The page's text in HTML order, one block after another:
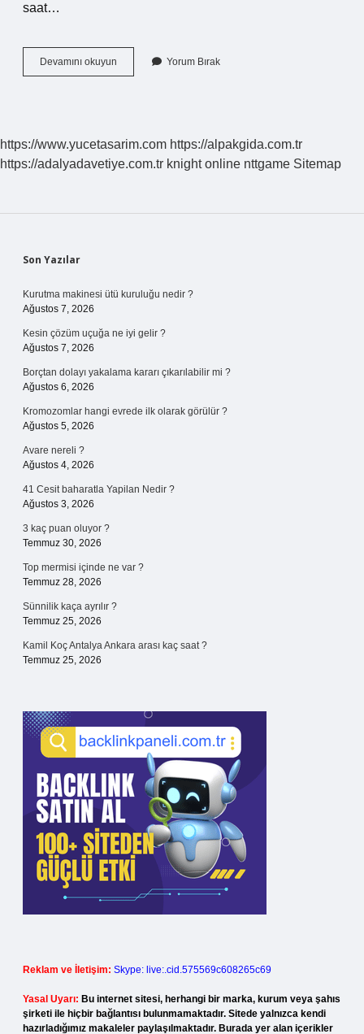
saat…
Devamını okuyun
Type
Yorum Bırak
https://www.yucetasarim.com https://alpakgida.com.tr
https://adalyadavetiye.com.tr knight online nttgame Sitemap
Sidebar
Son Yazılar
Kurutma makinesi ütü kuruluğu nedir ?
Ağustos 7, 2026
Kesin çözüm uçuğa ne iyi gelir ?
Ağustos 7, 2026
Borçtan dolayı yakalama kararı çıkarılabilir mi ?
Ağustos 6, 2026
Kromozomlar hangi evrede ilk olarak görülür ?
Ağustos 5, 2026
Avare nereli ?
Ağustos 4, 2026
41 Cesit baharatla Yapilan Nedir ?
Ağustos 3, 2026
3 kaç puan oluyor ?
Temmuz 30, 2026
Top mermisi içinde ne var ?
Temmuz 28, 2026
Sünnilik kaça ayrılır ?
Temmuz 25, 2026
Kamil Koç Antalya Ankara arası kaç saat ?
Temmuz 25, 2026
Reklam ve İletişim: Skype: live:.cid.575569c608265c69
Yasal Uyarı: Bu internet sitesi, herhangi bir marka, kurum veya şahıs
şirketi ile hiçbir bağlantısı bulunmamaktadır. Sitede yalnızca kendi
hazırladığımız makaleler paylaşılmaktadır. Burada yer alan içerikler